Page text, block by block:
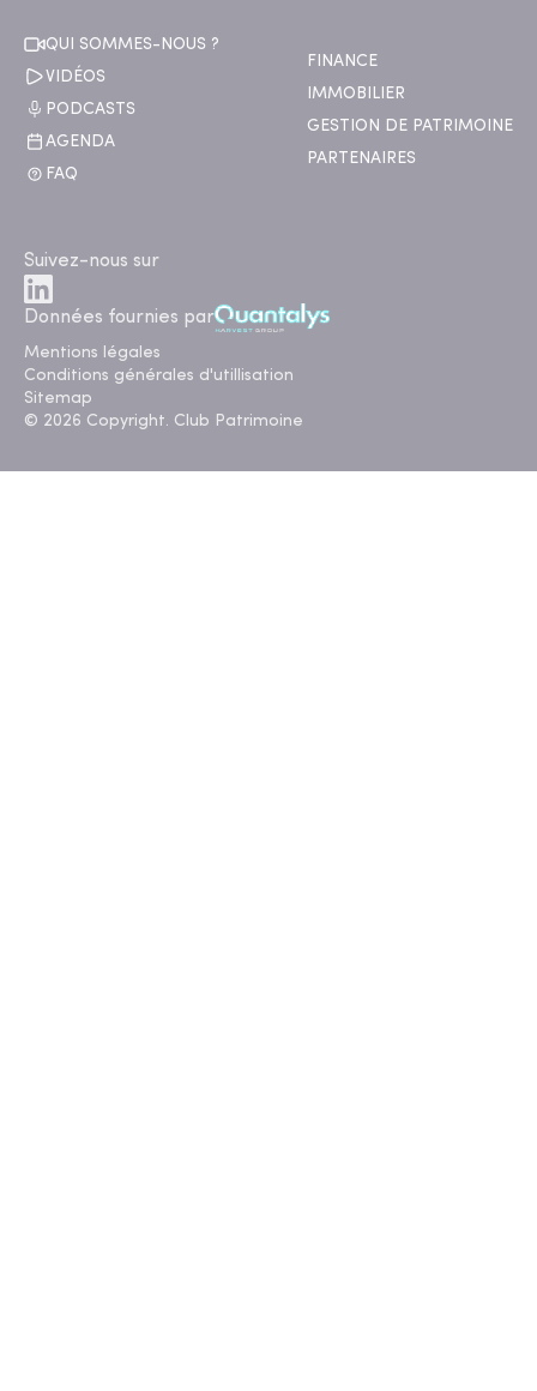
QUI SOMMES-NOUS ?
VIDÉOS
PODCASTS
AGENDA
FAQ
FINANCE
IMMOBILIER
GESTION DE PATRIMOINE
PARTENAIRES
Suivez-nous sur
Données fournies par
Mentions légales
Conditions générales d'utillisation
Sitemap
© 2026 Copyright. Club Patrimoine